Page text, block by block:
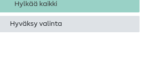
Hylkää kaikki
Hyväksy valinta